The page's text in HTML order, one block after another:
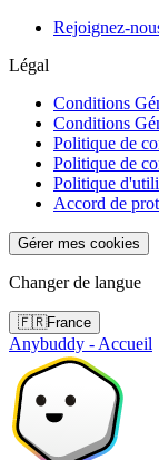
Rejoignez-
Légal
Conditions
Conditions
Politique de
Politique de
Politique
Accord de
Gérer mes cookies
Changer de langue
🇫🇷France
Anybuddy - Accueil